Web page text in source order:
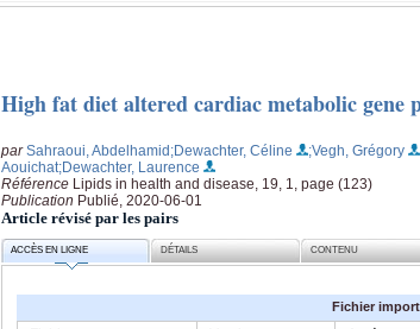
High fat diet altered cardiac metabolic gene
parSahraoui, Abdelhamid;Dewachter, Céline ;Vegh, Grégory
Aouichat;Dewachter, Laurence
Référence Lipids in health and disease, 19, 1, page (123)
Publication Publié, 2020-06-01
Article révisé par les pairs
ACCÈS EN LIGNE DÉTAILS CONTENU
Fichier